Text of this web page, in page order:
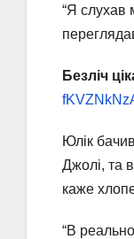
“Я слухав
Безліч
Юлік
Джолі, та
каже
“В